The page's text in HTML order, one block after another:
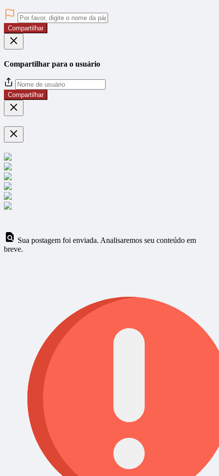
Compartilhar
Compartilhar para o usuário
Compartilhar
Sua postagem foi enviada. Analisaremos seu conteúdo em
breve.